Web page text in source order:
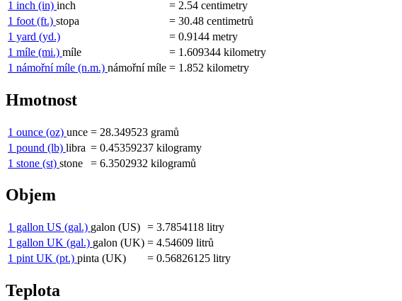
1 inch (in) inch = 2.54 centimetry
1 foot (ft.) stopa = 30.48 centimetrů
1 yard (yd.) = 0.9144 metry
1 míle (mi.) míle = 1.609344 kilometry
1 námořní míle (n.m.) námořní míle = 1.852 kilometry
Hmotnost
1 ounce (oz) unce = 28.349523 gramů
1 pound (lb) libra = 0.45359237 kilogramy
1 stone (st) stone = 6.3502932 kilogramů
Objem
1 gallon US (gal.) galon (US) = 3.7854118 litry
1 gallon UK (gal.) galon (UK) = 4.54609 litrů
1 pint UK (pt.) pinta (UK) = 0.56826125 litry
Teplota